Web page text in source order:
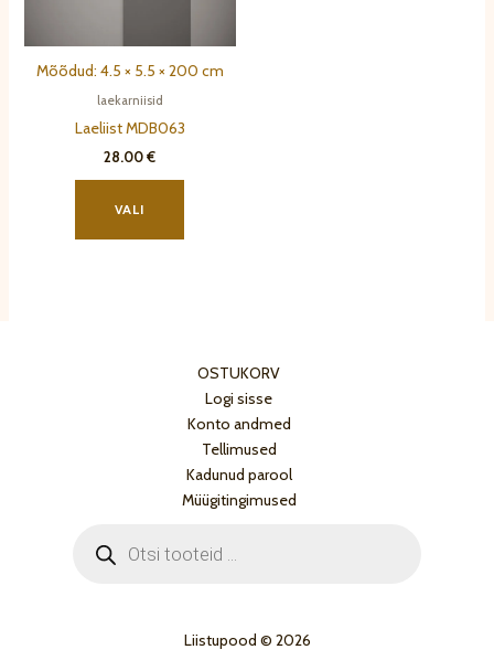
Mõõdud: 4.5 × 5.5 × 200 cm
laekarniisid
Laeliist MDB063
28.00€
VALI
Sellel
on
OSTUKORV
Logi sisse
Konto andmed
Tellimused
Kadunud parool
Müügitingimused
search
Liistupood © 2026